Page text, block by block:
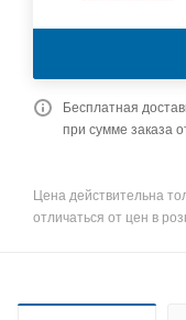
Бесплатная
при сумме заказа
Цена действительна
отличаться от цен в